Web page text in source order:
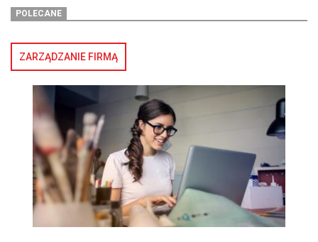
POLECANE
ZARZĄDZANIE FIRMĄ